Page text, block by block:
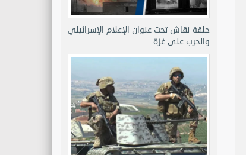
حلقة نقاش تحت عنوان الإعلام الإسرائيلي
والحرب على غزة